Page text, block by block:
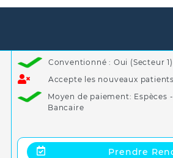
Conventionné : Oui (Secteur 1)
Accepte les nouveaux
Moyen de paiement: Espèces
Bancaire
Prendre